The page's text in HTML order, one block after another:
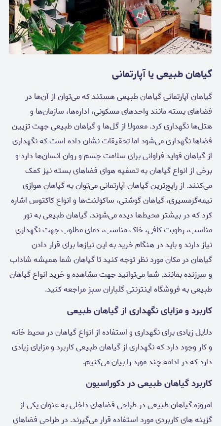
گیاهان طبیعی یا آپارتمانی
گیاهان آپارتمانی گیاهان طبیعی هستند که می‌توان از آن‌ها در
فضاهای بسته مانند واحدهای مسکونی، اداره‌ها، سازمان‌ها و
هتل‌ها نگهداری کرد. معمولا از گل‌ها و گیاهان طبیعی جهت تزیین
فضاها نگهداری می‌شود اما تحقیقات نشان داده است که نگهداری
از گیاهان فواید فراوانی برای سلامت جسم و روان انسان‌ها دارد و
برخی از انواع گیاهان به تصفیه هوای فضاهای بسته نیز کمک
می‌کنند. از رایج‌ترین گیاهان آپارتمانی می‌توان به گیاهان هوازی
نیمه‌گرمسیری، گیاهان گوشتی، ساکولنت‌ها و انواع کاکتوس اشاره
کرد که در بیشتر محیط‌ها دیده می‌شوند. گیاهان طبیعی به نور
مناسب، رطوبت کافی، خاک مناسب، دمای مطلوب جهت نگهداری
نیاز دارند و باید در هنگام خرید به این نیازها برای قرار دادن
گیاهان در مکان مورد نظر توجه کنید تا گیاهان شما همیشه شاداب
و سرزنده بمانند. شما می‌توانید جهت مشاهده و خرید انواع گیاهان
طبیعی به فروشگاه اینترنتی گلباران سبز مراجعه کنید.
کاربرد و مزایای نگهداری از گیاهان طبیعی
دلایل زیادی برای نگهداری و استفاده از انواع گیاهان در محیط خانه
و کار وجود دارد که نگهداری از گیاهان طبیعی کاربرد و مزایای زیادی
دارد که در ادامه چند مورد را بیان می‌کنیم.
کاربرد گیاهان طبیعی در دکوراسیون
امروزه گیاهان طبیعی در طراحی فضاهای داخلی به عنوان یکی از
گزینه های کاربردی مورد استفاده قرار می‌گیرند. در طراحی فضاهای